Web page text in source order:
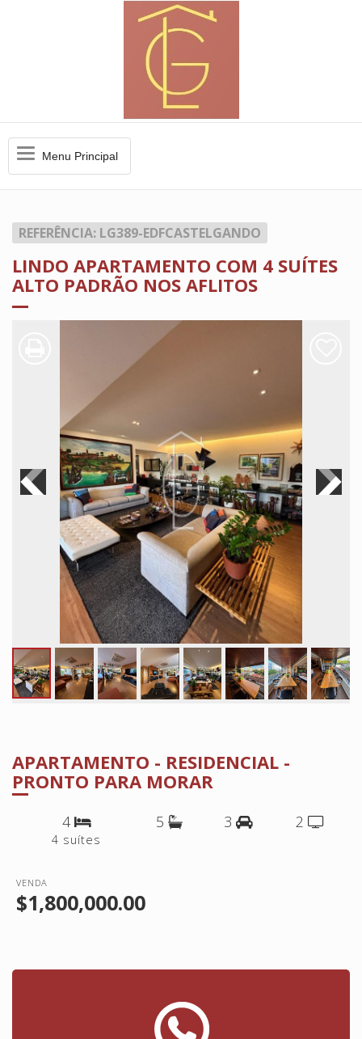
MenuMenu Principal
REFERÊNCIA: LG389-EDFCASTELGANDO
LINDO APARTAMENTO COM 4 SUÍTES
ALTO PADRÃO NOS AFLITOS
APARTAMENTO - RESIDENCIAL -
PRONTO PARA MORAR
4
4 suítes
5 3 2
VENDA
$1,800,000.00